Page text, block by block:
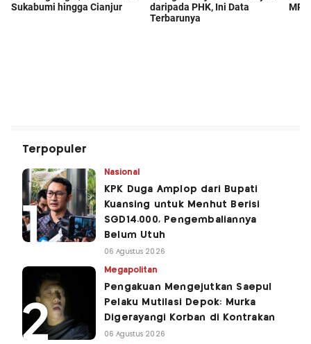
Terpopuler
Nasional
KPK Duga Amplop dari Bupati
Kuansing untuk Menhut Berisi
SGD14.000, Pengembaliannya
Belum Utuh
06 Agustus 2026
Megapolitan
Pengakuan Mengejutkan Saepul
Pelaku Mutilasi Depok: Murka
Digerayangi Korban di Kontrakan
06 Agustus 2026